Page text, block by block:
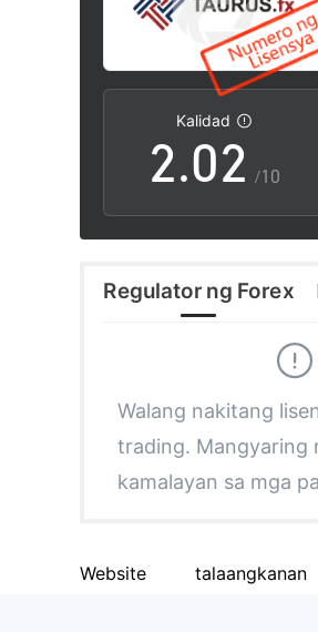
Kalidad
0
1
2
3
4
6
7
.0
1
2
4
5
6
0
1
2
3
4
6
7
/10
Regulator ng Forex
Walang nakitang
trading. Mangyaring
kamalayan sa mga
Website talaangkanan